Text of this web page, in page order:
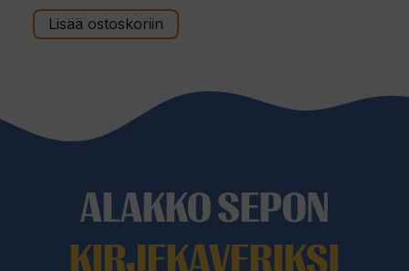
s
t
ä
Lisää ostoskoriin
ALAKKO SEPON
KIRJEKAVERIKSI